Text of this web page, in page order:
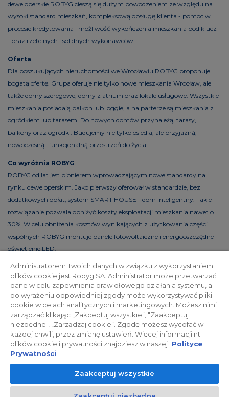
deweloperskie ROBYG cieszą się dużym powodzeniem ze względu na
wysoki standard mieszkań, kompleksową obsługę klienta - pomoc w
procesie kredytowania i możliwość wykończenia mieszkania pod klucz
- oraz rzetelnych i solidnych wykonawców.
Oferta
Dla poszukujących nieruchomości we Wrocławiu ROBYG proponuje
bogatą ofertę. Grupa oferuje nie tylko nowe mieszkania Wrocław, ale
także domy szeregowe, domy z atrium oraz lokale usługowe. Wszystkie
mieszkania posiadają balkon lub loggie, a na parterze są mieszkania z
ogródkiem lub tarasem. Do nowych domów przynależą, tarasy,
balkony oraz ogródki. Budujemy nie tylko osiedla, ale przyjazną,
nowoczesną i funkcjonalną przestrzeń do życia.
Co wyróżnia ROBYG
ROBYG od lat jest pionierem wprowadzającym nowe standardy na
rynku deweloperskim. Jako pierwszy oferował w standardzie, bez
dodatkowych opłat, system SMART HOUSE - dom inteligentny. Takie
rozwiązanie pozwala obniżyć koszty eksploatacji mieszkania nawet o
30%. W celu obniżenia kosztów wynikających z użytkowania części
wspólnych ROBYG montuje panele fotowoltaiczne i energooszczędne
oświetlenie LED.
Polityka prywatności Relacje inwestorskie
Facebook
© 2026 ROBYG. Wszystkie prawa zastrzeżone. Powyższa oferta i
przedstawione materiały graficzne mają charakter jedynie
informacyjny, nie mogą być traktowane jako ostateczne projekty
realizacyjne, nie stanowią również oferty handlowej w rozumieniu art.
Administratorem Twoich danych w związku z wykorzystaniem
plików cookie jest Robyg SA. Administrator może przetwarzać
dane w celu zapewnienia prawidłowego działania systemu, a
po wyrażeniu odpowiedniej zgody może wykorzystywać pliki
cookie w celach analitycznych i marketingowych. Możesz nimi
zarządzać klikając „Zakceptuj wszystkie”, "Zaakceptuj
niezbędne", „Zarządzaj cookie”. Zgodę możesz wycofać w
każdej chwili, przez zmianę ustawień. Więcej informacji nt.
plików cookie i prywatności znajdziesz w naszej Polityce
Prywatności
Zaakceptuj wszystkie